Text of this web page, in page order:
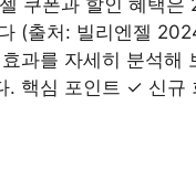
쿠폰과 할인 혜택은
(출처: 빌리엔젤
과를 자세히 분석해
핵심 포인트 ✓ 신규